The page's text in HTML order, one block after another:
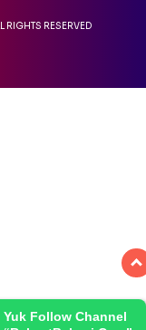
Yuk Follow Channel
RIGHTS RESERVED